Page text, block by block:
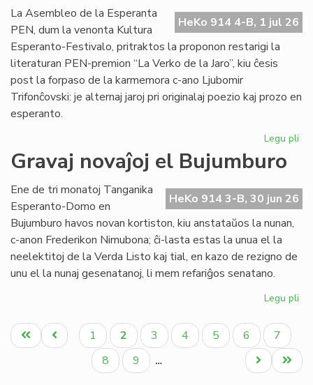
HeKo 914 4-B, 1 jul 26
La Asembleo de la Esperanta
PEN, dum la venonta Kultura
Esperanto-Festivalo, pritraktos la proponon restarigi la
literaturan PEN-premion “La Verko de la Jaro”, kiu ĉesis
post la forpaso de la karmemora c-ano Ljubomir
Trifonĉovski: je alternaj jaroj pri originalaj poezio kaj prozo en
esperanto.
Legu pli
Gravaj novaĵoj el Bujumburo
HeKo 914 3-B, 30 jun 26
Ene de tri monatoj Tanganika
Esperanto-Domo en
Bujumburo havos novan kortiston, kiu anstataŭos la nunan,
c-anon Frederikon Nimubona; ĉi-lasta estas la unua el la
neelektitoj de la Verda Listo kaj tial, en kazo de rezigno de
unu el la nunaj gesenatanoj, li mem refariĝos senatano.
Legu pli
Pagination
Unua
paĝo
Antaŭa
paĝo
Paĝo
1
Aktuala
paĝo
2 Paĝo
3 Paĝo
4 Paĝo
5 Paĝo
6 Paĝo
7
Paĝo
8 Paĝo
9 …
Last
page
Next
page